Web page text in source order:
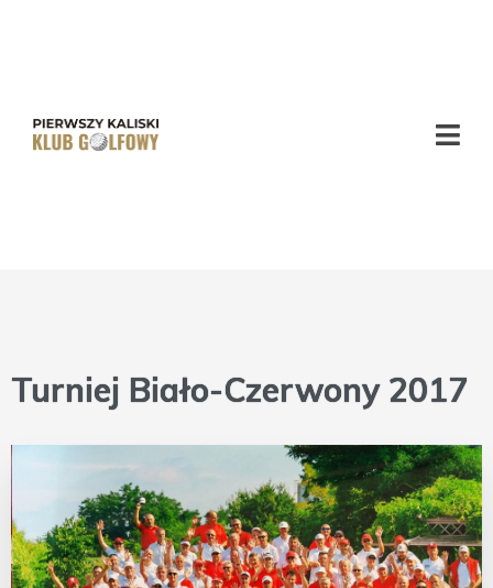
Turniej Biało-Czerwony 2017